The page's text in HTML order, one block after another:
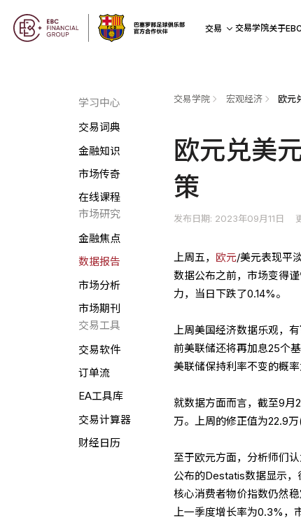
交易 交易学院关于
学习中心
交易词典
金融知识
市场传奇
在线课程
市场研究
金融焦点
数据报告
市场分析
市场期刊
交易工具
交易软件
订单流
EA工具库
交易计算器
财经日历
交易学院 宏观经济 欧元
欧元兑美
策
发布日期: 2023年09月11日
上周五， 欧元/美元表现平
数据公布之前，市场变得
力，当日下跌了0.14%。
上周美国经济数据乐观，
前美联储还将再加息25个
美联储保持利率不变的概
就数据方面而言，截至9月
万。上周的修正值为22.9万
至于欧元方面，分析师们认
公布的Destatis数据显示
核心消费者物价指数仍然
上一季度增长率为0.3%，